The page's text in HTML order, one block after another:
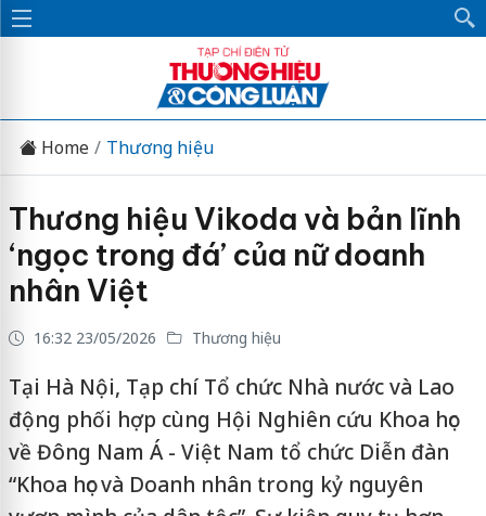
Home Thương hiệu
Thương hiệu Vikoda và bản lĩnh
‘ngọc trong đá’ của nữ doanh
nhân Việt
16:32 23/05/2026 Thương hiệu
Tại Hà Nội, Tạp chí Tổ chức Nhà nước và Lao
động phối hợp cùng Hội Nghiên cứu Khoa học
về Đông Nam Á - Việt Nam tổ chức Diễn đàn
“Khoa học và Doanh nhân trong kỷ nguyên